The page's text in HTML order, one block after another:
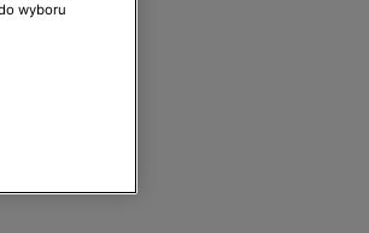
wyboru